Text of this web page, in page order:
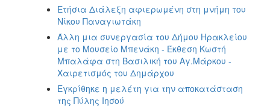
Ετήσια Διάλεξη αφιερωμένη στη μνήμη του
Νίκου Παναγιωτάκη
Άλλη μια συνεργασία του Δήμου Ηρακλείου
με το Μουσείο Μπενάκη - Έκθεση Κωστή
Μπαλάφα στη Βασιλική του Αγ.Μάρκου -
Χαιρετισμός του Δημάρχου
Εγκρίθηκε η μελέτη για την αποκατάσταση
της Πύλης Ιησού